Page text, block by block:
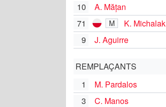
10
A. Mățan
71
M K. Michalak
9 J. Aguirre
REMPLAÇANTS
1
M. Pardalos
3
C. Manos